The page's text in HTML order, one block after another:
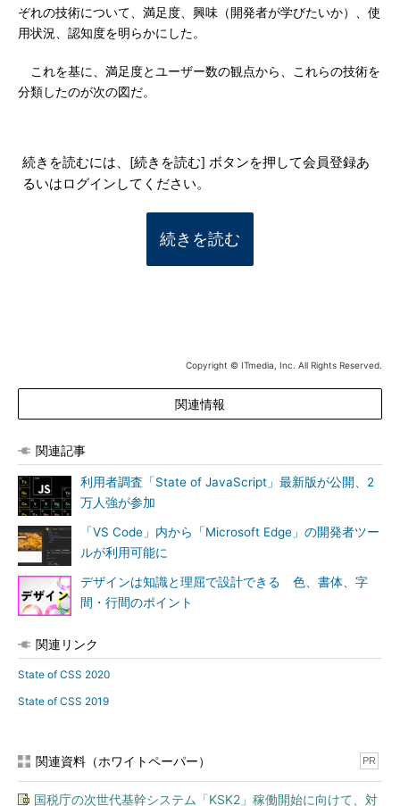
ぞれの技術について、満足度、興味（開発者が学びたいか）、使
用状況、認知度を明らかにした。
これを基に、満足度とユーザー数の観点から、これらの技術を
分類したのが次の図だ。
続きを読むには、[続きを読む] ボタンを押して会員登録あ
るいはログインしてください。
続きを読む
Copyright © ITmedia, Inc. All Rights Reserved.
関連情報
関連記事
利用者調査「State of JavaScript」最新版が公開、2
万人強が参加
「VS Code」内から「Microsoft Edge」の開発者ツー
ルが利用可能に
デザインは知識と理屈で設計できる 色、書体、字
間・行間のポイント
関連リンク
State of CSS 2020
State of CSS 2019
関連資料（ホワイトペーパー） PR
国税庁の次世代基幹システム「KSK2」稼働開始に向けて、対